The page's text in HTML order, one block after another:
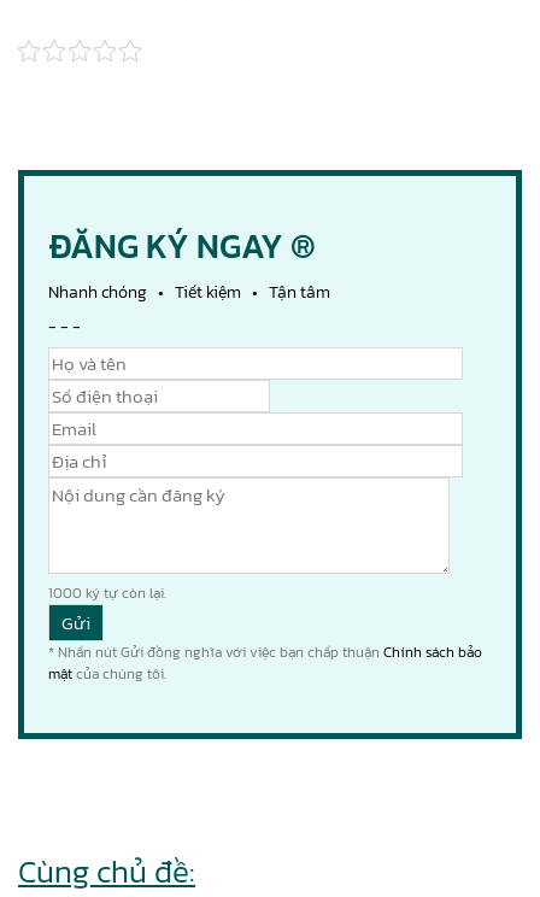
ĐĂNG KÝ NGAY ®
Nhanh chóng • Tiết kiệm • Tận tâm
- - -
1000 ký tự còn lại.
* Nhấn nút Gửi đồng nghĩa với việc bạn chấp thuận Chính sách bảo
mậtcủa chúng tôi.
Cùng chủ đề: